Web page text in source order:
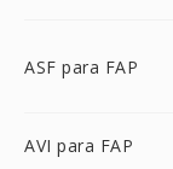
ASF para FAP
AVI para FAP